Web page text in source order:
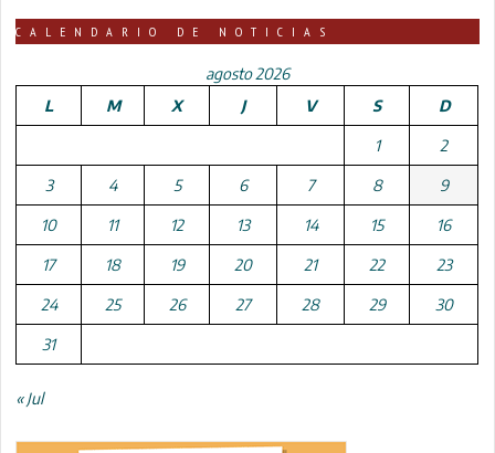
CALENDARIO DE NOTICIAS
agosto 2026
L
M X J V S D
1 2
3 4 5 6 7 8 9
10 11 12 13 14 15 16
17 18 19 20 21 22 23
24 25 26 27 28 29 30
31
« Jul